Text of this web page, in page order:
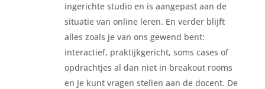
ingerichte studio en is aangepast aan de
situatie van online leren. En verder blijft
alles zoals je van ons gewend bent:
interactief, praktijkgericht, soms cases of
opdrachtjes al dan niet in breakout rooms
en je kunt vragen stellen aan de docent. De